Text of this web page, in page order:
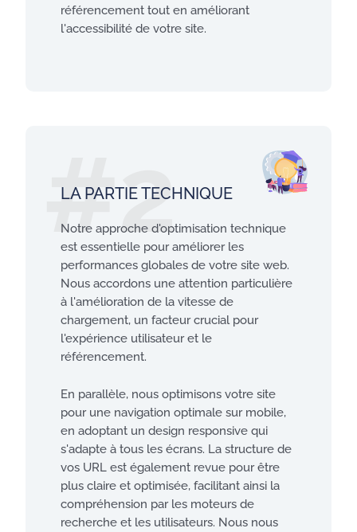
référencement tout en améliorant
l'accessibilité de votre site.
LA PARTIE TECHNIQUE
Notre approche d'optimisation technique
est essentielle pour améliorer les
performances globales de votre site web.
Nous accordons une attention particulière
à l'amélioration de la vitesse de
chargement, un facteur crucial pour
l'expérience utilisateur et le
référencement.
En parallèle, nous optimisons votre site
pour une navigation optimale sur mobile,
en adoptant un design responsive qui
s'adapte à tous les écrans. La structure de
vos URL est également revue pour être
plus claire et optimisée, facilitant ainsi la
compréhension par les moteurs de
recherche et les utilisateurs. Nous nous
#2